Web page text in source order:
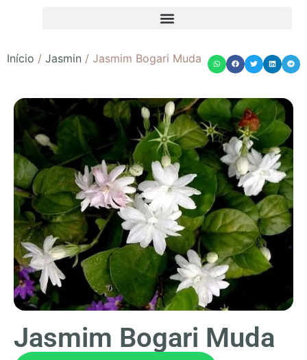
Início / Jasmin / Jasmim Bogari Muda
Jasmim Bogari Muda